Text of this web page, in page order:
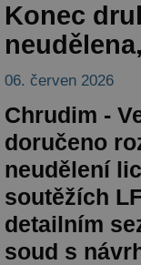
Konec
06. červen 2026
Chrudim -
doručeno
neudělení
soutěžích
detailním
soud s